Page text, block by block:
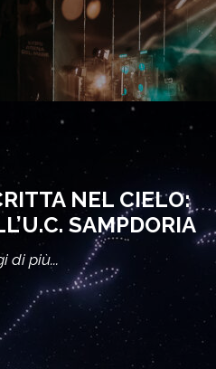
NEL CIELO:
SAMPDORIA
di più...